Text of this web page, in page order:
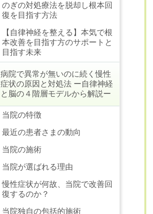
のぎの対処療法を脱却し根本回
復を目指す方法
【自律神経を整える】本気で根
本改善を目指す方のサポートと
目指す未来
病院で異常が無いのに続く慢性
症状の原因と対処法 ー自律神経
と脳の４階層モデルから解説ー
当院の特徴
最近の患者さまの動向
当院の施術
当院が選ばれる理由
慢性症状が何故、当院で改善回
復するのか？
当院独自の包括的施術